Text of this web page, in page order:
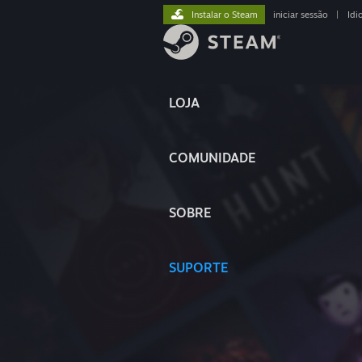
LOJA
COMUNIDADE
SOBRE
SUPORTE
Instalar o Steam iniciar sessão